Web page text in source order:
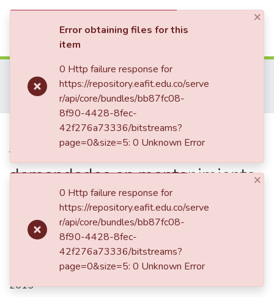
Communities & Collections
All of DSpace
Tesis de Grado
Maestría en Ingeniería (tesis)
Aproximación de temáticas estratégicas demandadas en mantenimiento de Educación Superior en Colombia
Publication:Aproximación de
temáticas estratégicas
demandadas en mantenimiento
de Educación Superior en
Colombia
2015
×
Error obtaining files for this
item
0 Http failure response for
https://repository.eafit.edu.co/serve
r/api/core/bundles/bb87fc08-
8f90-4428-8fec-
42f276a73336/bitstreams?
page=0&size=5: 0 Unknown Error
×
0 Http failure response for
https://repository.eafit.edu.co/serve
r/api/core/bundles/bb87fc08-
8f90-4428-8fec-
42f276a73336/bitstreams?
page=0&size=5: 0 Unknown Error